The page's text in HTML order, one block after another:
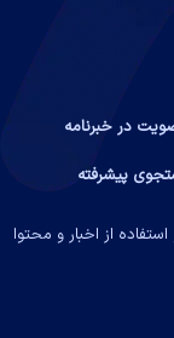
در خبرنامه
پیشرفته
از اخبار و محتوا